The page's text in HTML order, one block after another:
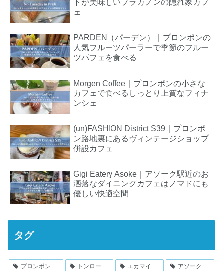
トが美味しいプラカノンの隠れ家カフ
ェ
PARDEN（パーデン）｜プロンポンの
人気フルーツパーラーで季節のフルー
ツパフェを食べる
Morgen Coffee｜プロンポンの小さな
カフェで食べるしっとり上質なフィナ
ンシェ
(un)FASHION District S39｜プロンポ
ン路地裏にあるヴィンテージショップ
併設カフェ
Gigi Eatery Asoke｜アソーク駅近のお
洒落なダイニングカフェはノマドにも
優しい快適空間
タグ
プロンポン トンロー エカマイ アソーク